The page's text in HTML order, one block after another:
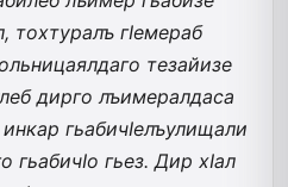
тохтуралъ гIемераб
тезайизе
дирго лъимералдаса
гьабичIелъулищали
гьабичIо гьез. Дир хIал